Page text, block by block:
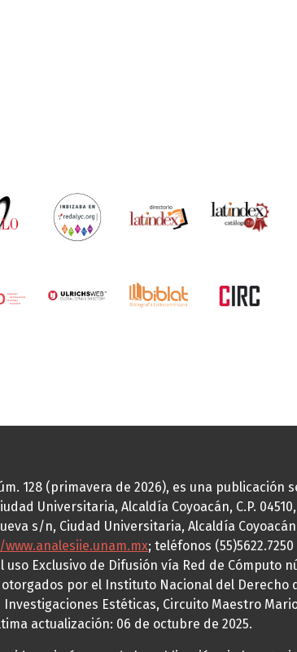
128 (primavera de 2026), es una
Universitaria, Alcaldía Coyoacán, C.P.
s/n, Ciudad Universitaria, Alcaldía
; teléfonos
Exclusivo de Difusión vía Red de Cómputo
otorgados por el Instituto Nacional del Derecho
Estéticas, Circuito Maestro
actualización: 06 de octubre de 2025.